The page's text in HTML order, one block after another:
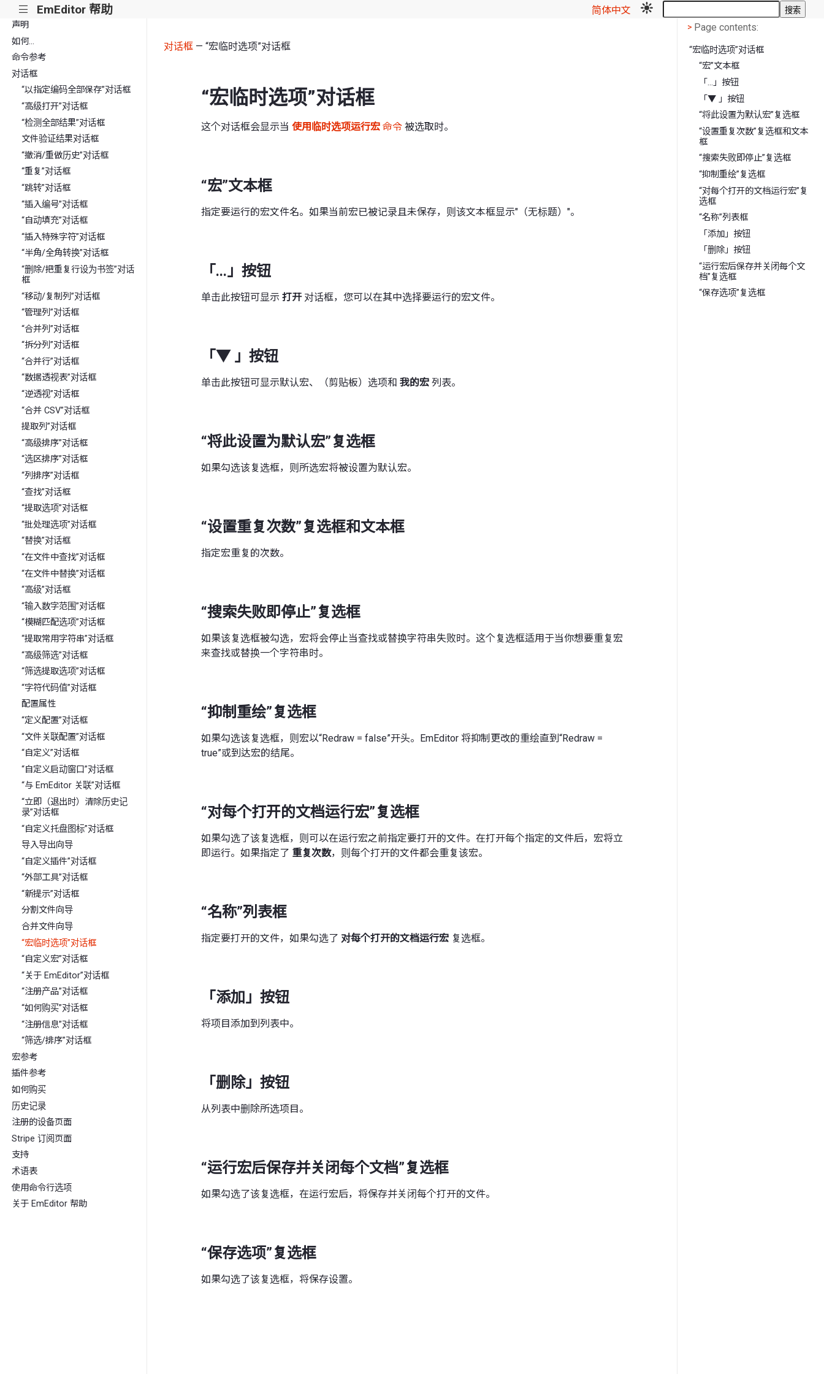
||| EmEditor 帮助 简体中文 搜索
声明
如何...
命令参考
对话框
“以指定编码全部保存”对话框
“高级打开”对话框
“检测全部结果”对话框
文件验证结果对话框
“撤消/重做历史”对话框
“重复”对话框
“跳转”对话框
“插入编号”对话框
“自动填充”对话框
“插入特殊字符”对话框
“半角/全角转换”对话框
“删除/把重复行设为书签”对话
框
“移动/复制列”对话框
“管理列”对话框
“合并列”对话框
“拆分列”对话框
“合并行”对话框
“数据透视表”对话框
“逆透视”对话框
“合并 CSV”对话框
提取列”对话框
“高级排序”对话框
“选区排序”对话框
“列排序”对话框
“查找”对话框
“提取选项”对话框
“批处理选项”对话框
“替换”对话框
“在文件中查找”对话框
“在文件中替换”对话框
“高级”对话框
“输入数字范围”对话框
“模糊匹配选项”对话框
“提取常用字符串”对话框
“高级筛选”对话框
“筛选提取选项”对话框
“字符代码值”对话框
配置属性
“定义配置”对话框
“文件关联配置”对话框
“自定义”对话框
“自定义启动窗口”对话框
“与 EmEditor 关联”对话框
“立即（退出时）清除历史记
录”对话框
“自定义托盘图标”对话框
导入导出向导
“自定义插件”对话框
“外部工具”对话框
“新提示”对话框
分割文件向导
合并文件向导
“宏临时选项”对话框
“自定义宏”对话框
“关于 EmEditor”对话框
“注册产品”对话框
“如何购买”对话框
“注册信息”对话框
“筛选/排序”对话框
宏参考
插件参考
如何购买
历史记录
注册的设备页面
Stripe 订阅页面
支持
术语表
使用命令行选项
关于 EmEditor 帮助
对话框— “宏临时选项”对话框
“宏临时选项”对话框
这个对话框会显示当 使用临时选项运行宏 命令 被选取时。
“宏”文本框
指定要运行的宏文件名。如果当前宏已被记录且未保存，则该文本框显示"（无标题）"。
「...」按钮
单击此按钮可显示 打开对话框，您可以在其中选择要运行的宏文件。
「▼ 」按钮
单击此按钮可显示默认宏、（剪贴板）选项和 我的宏 列表。
“将此设置为默认宏”复选框
如果勾选该复选框，则所选宏将被设置为默认宏。
“设置重复次数”复选框和文本框
指定宏重复的次数。
“搜索失败即停止”复选框
如果该复选框被勾选，宏将会停止当查找或替换字符串失败时。这个复选框适用于当你想要重复宏
来查找或替换一个字符串时。
“抑制重绘”复选框
如果勾选该复选框，则宏以“Redraw = false”开头。EmEditor 将抑制更改的重绘直到“Redraw =
true”或到达宏的结尾。
“对每个打开的文档运行宏”复选框
如果勾选了该复选框，则可以在运行宏之前指定要打开的文件。在打开每个指定的文件后，宏将立
即运行。如果指定了 重复次数，则每个打开的文件都会重复该宏。
“名称”列表框
指定要打开的文件，如果勾选了 对每个打开的文档运行宏 复选框。
「添加」按钮
将项目添加到列表中。
「删除」按钮
从列表中删除所选项目。
“运行宏后保存并关闭每个文档”复选框
如果勾选了该复选框，在运行宏后，将保存并关闭每个打开的文件。
“保存选项”复选框
如果勾选了该复选框，将保存设置。
< Page contents
> Page contents:
“宏临时选项”对话框
“宏”文本框
「...」按钮
「▼ 」按钮
“将此设置为默认宏”复选框
“设置重复次数”复选框和文本
框
“搜索失败即停止”复选框
“抑制重绘”复选框
“对每个打开的文档运行宏”复
选框
“名称”列表框
「添加」按钮
「删除」按钮
“运行宏后保存并关闭每个文
档”复选框
“保存选项”复选框